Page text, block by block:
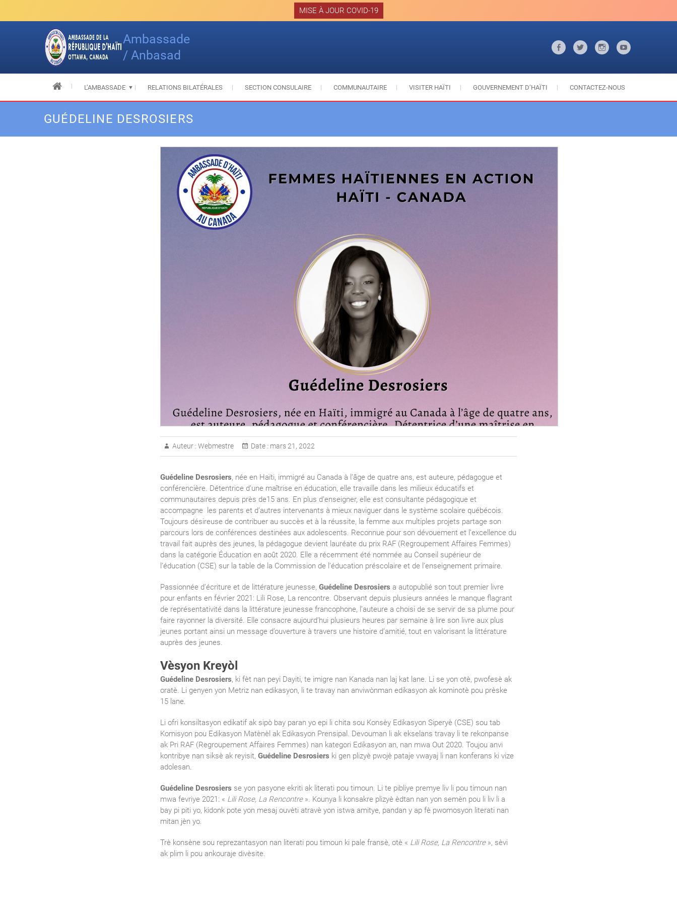
MISE À JOUR COVID-19
Ambassade
/ Anbasad
FacebookTwitter InstagramYoutube
L’AMBASSADE RELATIONS BILATÉRALES SECTION CONSULAIRE COMMUNAUTAIRE VISITER HAÏTI GOUVERNEMENT D’HAÏTI CONTACTEZ-NOUS
GUÉDELINE DESROSIERS
Auteur : Webmestre Date : mars 21, 2022
Guédeline Desrosiers, née en Haïti, immigré au Canada à l’âge de quatre ans, est auteure, pédagogue et
conférencière. Détentrice d’une maîtrise en éducation, elle travaille dans les milieux éducatifs et
communautaires depuis près de15 ans. En plus d’enseigner, elle est consultante pédagogique et
accompagne les parents et d’autres intervenants à mieux naviguer dans le système scolaire québécois.
Toujours désireuse de contribuer au succès et à la réussite, la femme aux multiples projets partage son
parcours lors de conférences destinées aux adolescents. Reconnue pour son dévouement et l’excellence du
travail fait auprès des jeunes, la pédagogue devient lauréate du prix RAF (Regroupement Affaires Femmes)
dans la catégorie Éducation en août 2020. Elle a récemment été nommée au Conseil supérieur de
l’éducation (CSE) sur la table de la Commission de l’éducation préscolaire et de l’enseignement primaire.
Passionnée d’écriture et de littérature jeunesse, Guédeline Desrosiers a autopublié son tout premier livre
pour enfants en février 2021: Lili Rose, La rencontre. Observant depuis plusieurs années le manque flagrant
de représentativité dans la littérature jeunesse francophone, l’auteure a choisi de se servir de sa plume pour
faire rayonner la diversité. Elle consacre aujourd’hui plusieurs heures par semaine à lire son livre aux plus
jeunes portant ainsi un message d’ouverture à travers une histoire d’amitié, tout en valorisant la littérature
auprès des jeunes.
Vèsyon Kreyòl
Guédeline Desrosiers, ki fèt nan peyi Dayiti, te imigre nan Kanada nan laj kat lane. Li se yon otè, pwofesè ak
oratè. Li genyen yon Metriz nan edikasyon, li te travay nan anviwònman edikasyon ak kominotè pou prèske
15 lane.
Li ofri konsiltasyon edikatif ak sipò bay paran yo epi li chita sou Konsèy Edikasyon Siperyè (CSE) sou tab
Komisyon pou Edikasyon Matènèl ak Edikasyon Prensipal. Devouman li ak ekselans travay li te rekonpanse
ak Pri RAF (Regroupement Affaires Femmes) nan kategori Edikasyon an, nan mwa Out 2020. Toujou anvi
kontribye nan siksè ak reyisit, Guédeline Desrosiers ki gen plizyè pwojè pataje vwayaj li nan konferans ki vize
adolesan.
Guédeline Desrosiers se yon pasyone ekriti ak literati pou timoun. Li te pibliye premye liv li pou timoun nan
mwa fevriye 2021: « Lili Rose, La Rencontre». Kounya li konsakre plizyè èdtan nan yon semèn pou li liv li a
bay pi piti yo, kidonk pote yon mesaj ouvèti atravè yon istwa amitye, pandan y ap fè pwomosyon literati nan
mitan jèn yo.
Trè konsène sou reprezantasyon nan literati pou timoun ki pale fransè, otè « Lili Rose, La Rencontre», sèvi
ak plim li pou ankouraje divèsite.